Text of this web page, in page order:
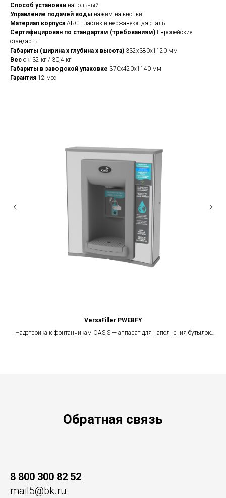
Способ установки напольный
Управление подачей воды нажим на кнопки
Материал корпуса АБС пластик и нержавеющая сталь
Сертифицирован по стандартам (требованиям) Европейские
стандарты
Габариты (ширина х глубина х высота) 332х380х1120 мм
Вес ок. 32 кг / 30,4 кг
Габариты в заводской упаковке 370х420х1140 мм
Гарантия 12 мес
VersaFiller PWEBFY
Надстройка к фонтанчикам OASIS — аппарат для наполнения бутылок
Обратная связь
8 800 300 82 52
mail5@bk.ru